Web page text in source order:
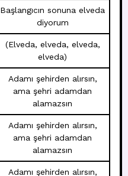
Başlangıcın sonuna elveda
diyorum
(Elveda, elveda, elveda,
elveda)
Adamı şehirden alırsın,
ama şehri adamdan
alamazsın
Adamı şehirden alırsın,
ama şehri adamdan
alamazsın
Adamı şehirden alırsın,